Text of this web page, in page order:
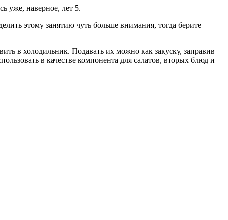
уже, наверное, лет 5.
этому занятию чуть больше внимания, тогда берите
в холодильник. Подавать их можно как закуску, заправив
в качестве компонента для салатов, вторых блюд и